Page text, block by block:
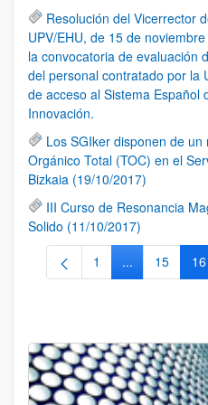
Resolución del Vicerrector
UPV/EHU, de 15 de
la convocatoria de evaluación
del personal contratado por la
de acceso al Sistema Español
Innovación.
Los SGIker disponen de
Orgánico Total (TOC) en el
Bizkaia (19/10/2017)
III Curso de Resonancia
Solido (11/10/2017)
Página
1 ...PáginasPágina
15 16